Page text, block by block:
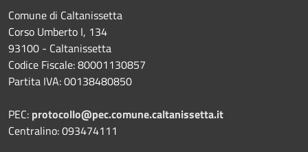
Comune di Caltanissetta
Corso Umberto I, 134
93100 - Caltanissetta
Codice Fiscale: 80001130857
Partita IVA: 00138480850
PEC: protocollo@pec.comune.caltanissetta.it
Centralino: 093474111